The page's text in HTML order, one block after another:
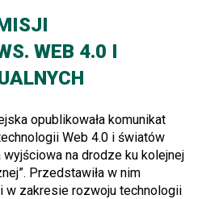
WEB 4.0 I
opublikowała komunikat
Web 4.0 i światów
na drodze ku kolejnej
Przedstawiła w nim
w zakresie rozwoju technologii